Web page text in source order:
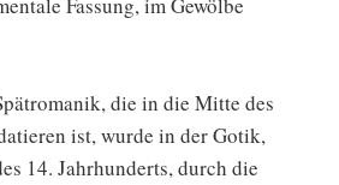
die in die Mitte des
ist, wurde in der Gotik,
14. Jahrhunderts, durch die